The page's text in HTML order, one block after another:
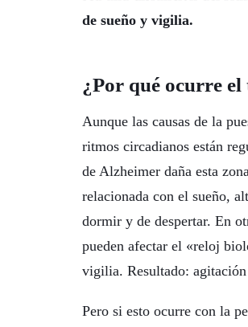
de sueño y vigilia.
¿Por qué ocurre
Aunque las causas de la
ritmos circadianos están
de Alzheimer daña esta
relacionada con el sueño,
dormir y de despertar. En
pueden afectar el «reloj
vigilia. Resultado:
Pero si esto ocurre con la